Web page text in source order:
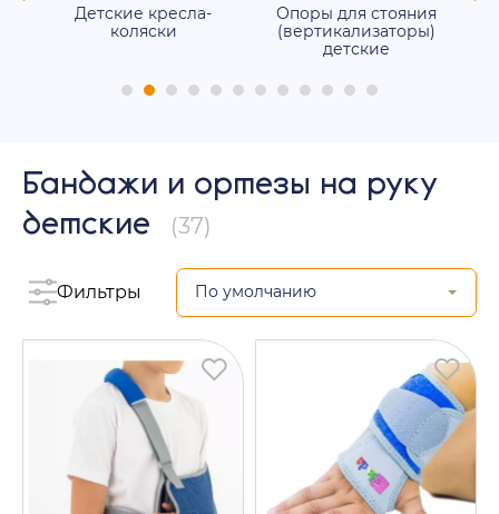
Детские кресла-
коляски
Опоры для стояния
(вертикализаторы)
детские
Бандажи и ортезы на руку
детские
(37)
Фильтры